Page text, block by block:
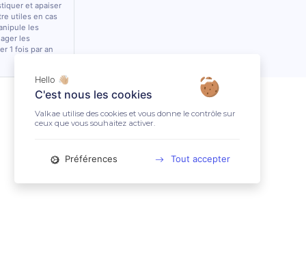
et apaiser
utiles en cas
les
les
1 fois par an
Hello 👋🏼
C'est nous les cookies
Valkae utilise des cookies et vous donne le contrôle sur
ceux que vous souhaitez activer.
Préférences Tout accepter